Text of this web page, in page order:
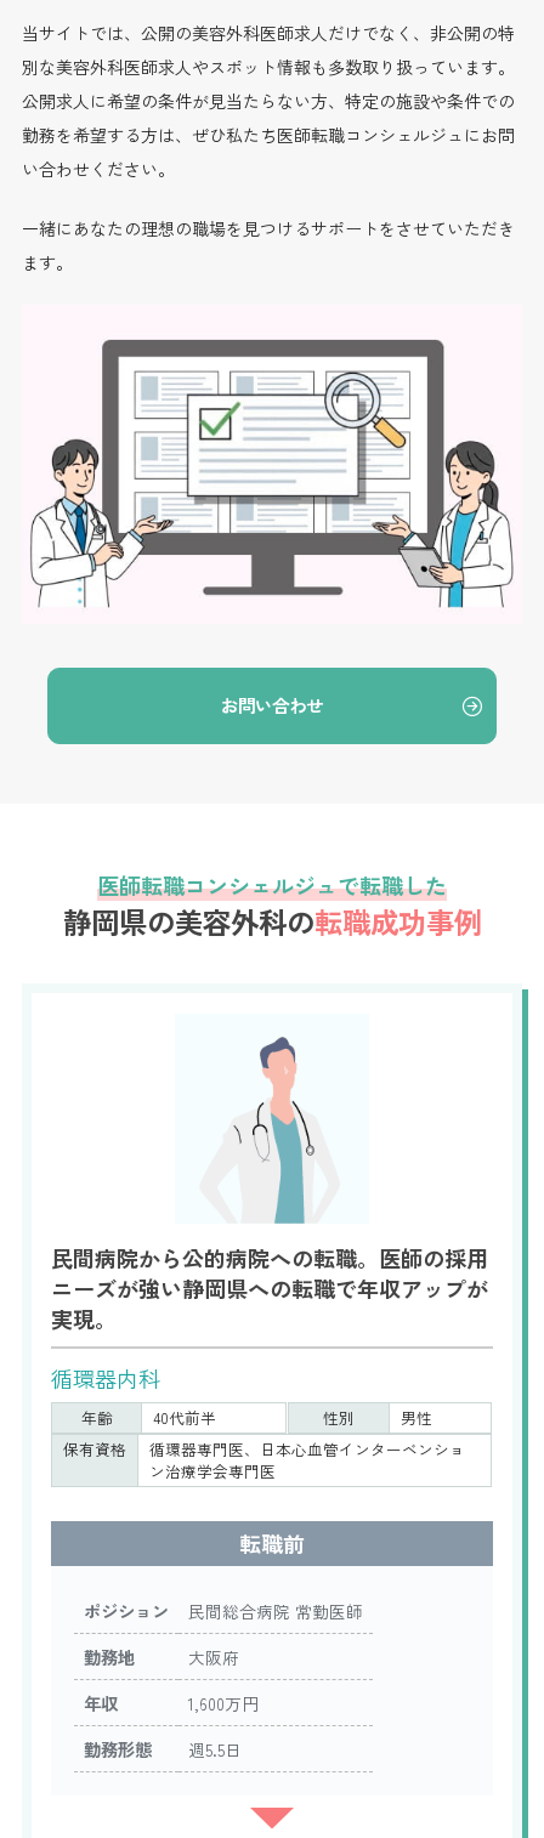
当サイトでは、公開の美容外科医師求人だけでなく、非公開の特
別な美容外科医師求人やスポット情報も多数取り扱っています。
公開求人に希望の条件が見当たらない方、特定の施設や条件での
勤務を希望する方は、ぜひ私たち医師転職コンシェルジュにお問
い合わせください。
一緒にあなたの理想の職場を見つけるサポートをさせていただき
ます。
お問い合わせ
医師転職コンシェルジュで転職した
静岡県の美容外科の転職成功事例
民間病院から公的病院への転職。医師の採用
ニーズが強い静岡県への転職で年収アップが
実現。
循環器内科
年齢 40代前半 性別
男性
保有資格
循環器専門医、日本心血管インターベンショ
ン治療学会専門医
転職前
ポジション 民間総合病院 常勤医師
勤務地 大阪府
年収 1,600万円
勤務形態 週5.5日